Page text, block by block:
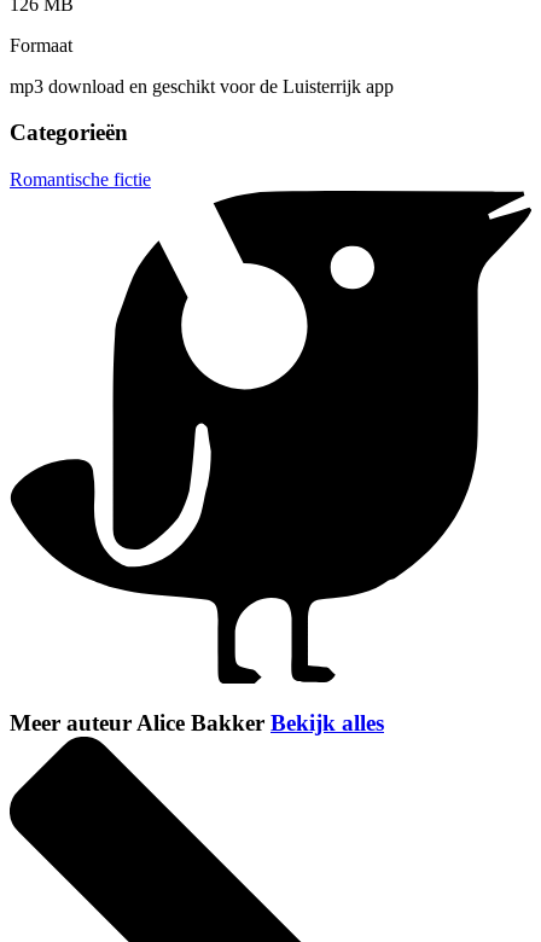
Formaat
mp3 download en geschikt voor de Luisterrijk app
Categorieën
Romantische fictie
Meer auteur Alice Bakker Bekijk alles